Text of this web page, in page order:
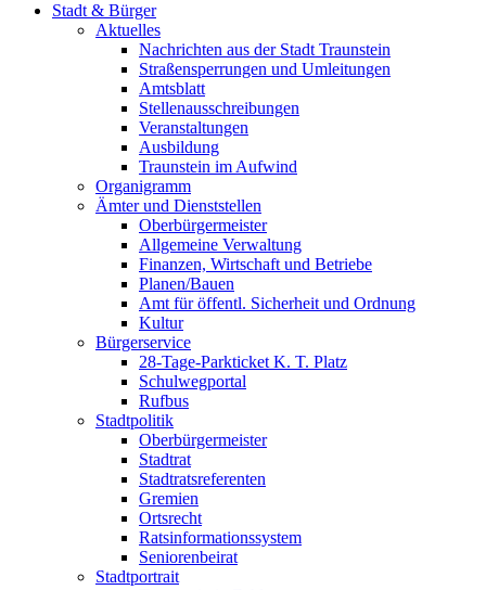
Stadt & Bürger
Aktuelles
Nachrichten aus der Stadt Traunstein
Straßensperrungen und Umleitungen
Amtsblatt
Stellenausschreibungen
Veranstaltungen
Ausbildung
Traunstein im Aufwind
Organigramm
Ämter und Dienststellen
Oberbürgermeister
Allgemeine Verwaltung
Finanzen, Wirtschaft und Betriebe
Planen/Bauen
Amt für öffentl. Sicherheit und Ordnung
Kultur
Bürgerservice
28-Tage-Parkticket K. T. Platz
Schulwegportal
Rufbus
Stadtpolitik
Oberbürgermeister
Stadtrat
Stadtratsreferenten
Gremien
Ortsrecht
Ratsinformationssystem
Seniorenbeirat
Stadtportrait